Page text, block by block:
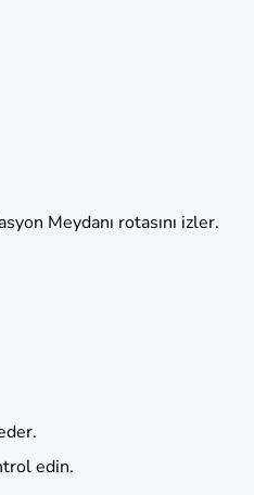
Meydanı rotasını izler.
edin.